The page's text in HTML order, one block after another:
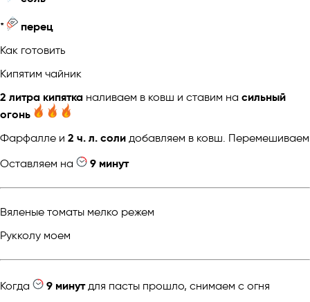
*
перец
Как готовить
Кипятим чайник
2 литра кипятка наливаем в ковш и ставим на сильный
огонь
Фарфалле и 2 ч. л. соли добавляем в ковш. Перемешиваем
Оставляем на
9 минут
Вяленые томаты мелко режем
Рукколу моем
Когда 9 минутдля пасты прошло, снимаем с огня